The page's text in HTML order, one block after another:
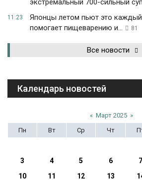
экстремальный 700-сильный
11:23
Японцы летом пьют это
помогает пищеварению и...
81
Все новости
Календарь новостей
« Март 2025 »
Пн
Вт Ср Чт
3
4 5 6 7
10
11 12 13